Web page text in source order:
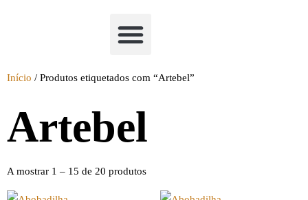
Início / Produtos etiquetados com “Artebel”
Artebel
A mostrar 1 – 15 de 20 produtos